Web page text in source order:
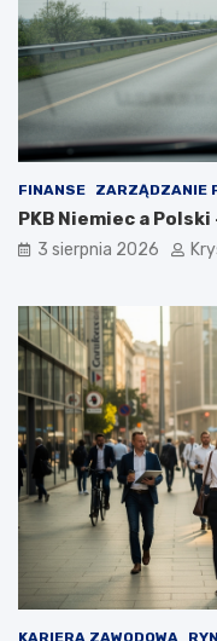
FINANSE ZARZĄDZANIE
PKB Niemiec a
3 sierpnia 2026
KARIERA ZAWODOWA